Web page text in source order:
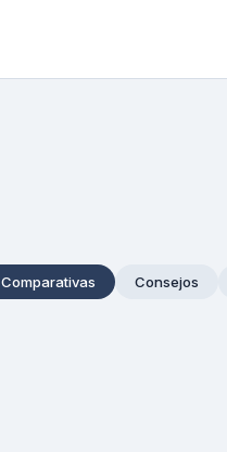
Comparativas Consejos